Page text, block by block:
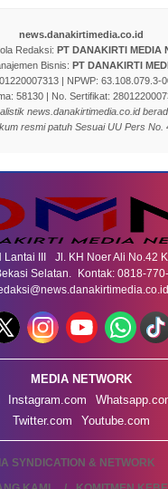
news.danakirtimedia.co.id
Redaksi: PT DANAKIRTI MEDIA
Bisnis: PT DANAKIRTI
| NPWP: 63.108.079.3-
58130 | No. Sertifikat:
news.danakirtimedia.co.id
resmi patuh Sesuai UU Pers No.
Lantai III Jl. KH Noer Ali No.42
Selatan. Kontak: 0818-
MEDIA NETWORK
Instagram.com
Twitter.com
Youtube.com
SYNDICATION & NETWORK